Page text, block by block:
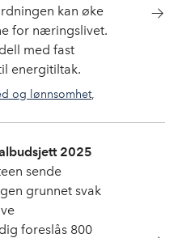
kan øke
for næringslivet.
med fast
energitiltak.
og lønnsomhet,
2025
sende
grunnet svak
foreslås 800